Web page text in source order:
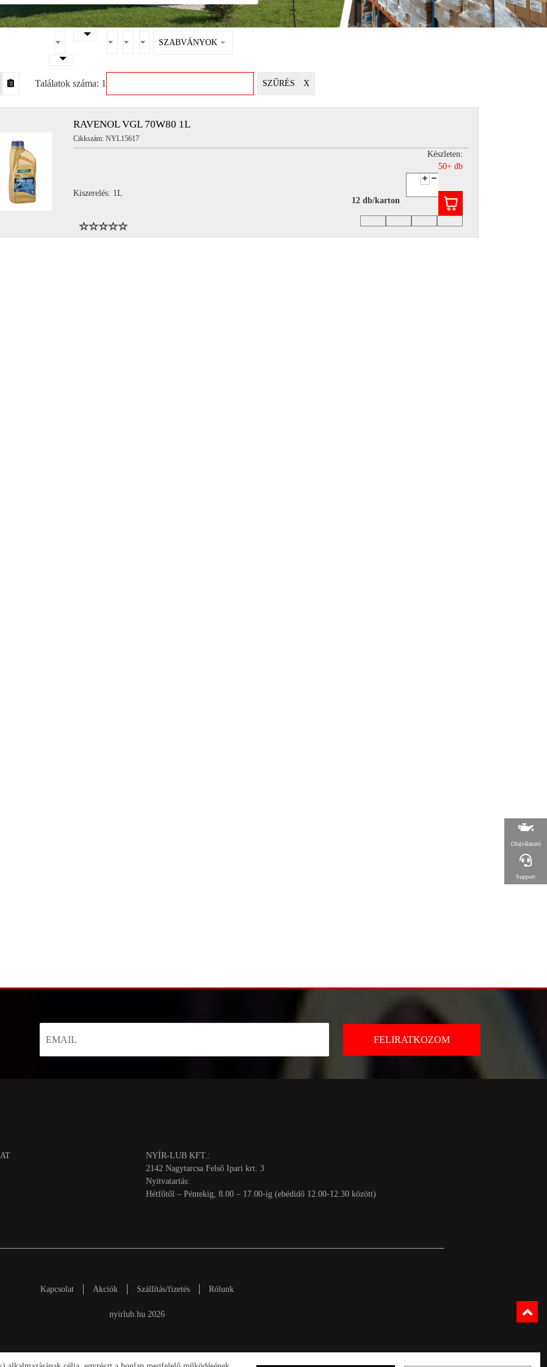
SZABVÁNYOK
Találatok száma: 1 SZŰRÉS X
RAVENOL VGL 70W80 1L
Cikkszám: NYL15617
Kiszerelés: 1L
Készleten:
50+ db
12 db/karton
NYÍR-LUB KFT.:
2142 Nagytarcsa Felső Ipari krt. 3
Nyitvatartás:
Hétfőtől – Péntekig, 8.00 – 17.00-ig (ebédidő 12.00-12.30 között)
Kapcsolat Akciók Szállítás/fizetés Rólunk
nyirlub.hu 2026
Olajválasztó
Support